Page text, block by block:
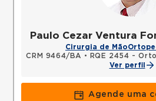
Paulo Cezar Ventura
Cirurgia de Mão
CRM 9464/BA • RQE 2454 -
Ver perfil
Agende uma